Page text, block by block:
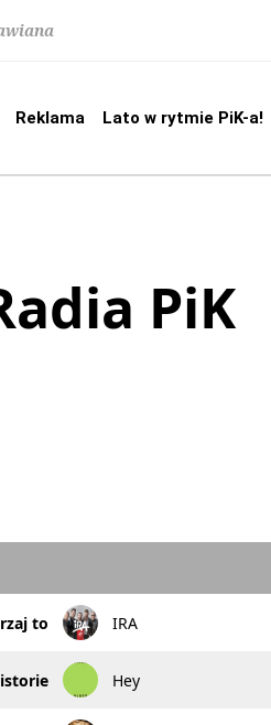
Reklama Lato w rytmie PiK-a!
PiK
to IRA
Hey